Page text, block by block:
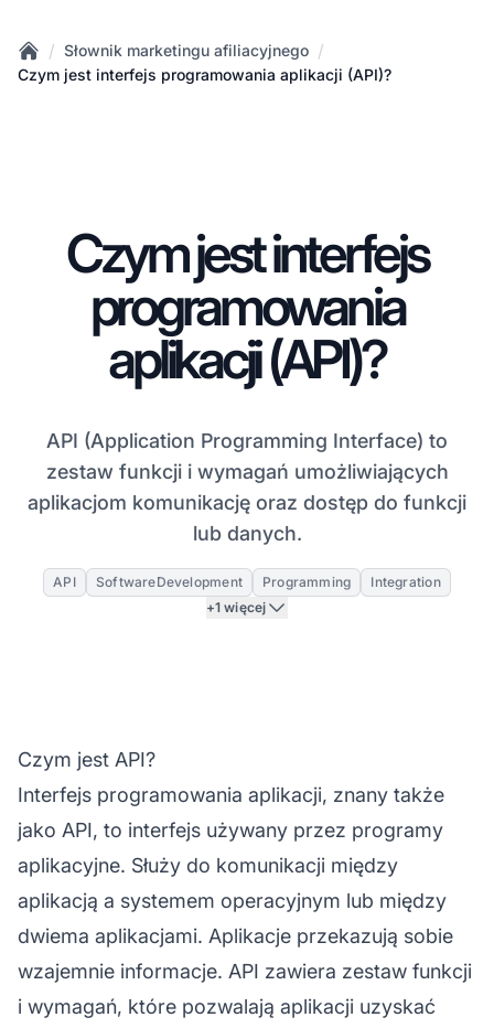
Home
/ Słownik marketingu afiliacyjnego /
Czym jest interfejs programowania aplikacji (API)?
Czym jest interfejs
programowania
aplikacji (API)?
API (Application Programming Interface) to
zestaw funkcji i wymagań umożliwiających
aplikacjom komunikację oraz dostęp do funkcji
lub danych.
API SoftwareDevelopment Programming
Integration
+1 więcej
Czym jest API?
Interfejs programowania aplikacji, znany także
jako API, to interfejs używany przez programy
aplikacyjne. Służy do komunikacji między
aplikacją a systemem operacyjnym lub między
dwiema aplikacjami. Aplikacje przekazują sobie
wzajemnie informacje. API zawiera zestaw funkcji
i wymagań, które pozwalają aplikacji uzyskać